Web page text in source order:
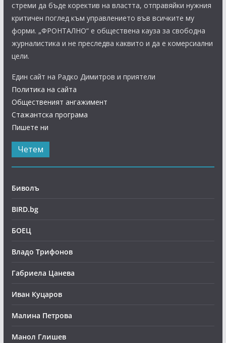
стреми да бъде коректив на властта, отправяйки нужния
критичен поглед към управлението във всичките му
форми. „ФРОНТАЛНО“ е обществена кауза за свободна
журналистика и не преследва каквито и да е комерсиални
цели.
Един сайт на Радко Димитров и приятели
Политика на сайта
Общественият ангажимент
Стажантска програма
Пишете ни
Четем
Биволъ
BIRD.bg
БОЕЦ
Владо Трифонов
Габриела Цанева
Иван Куцаров
Малина Петрова
Манол Глишев